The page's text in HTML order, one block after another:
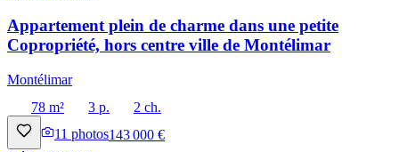
Appartement plein de charme dans une petite
Copropriété, hors centre ville de Montélimar
Montélimar
78 m²
3 p.
2 ch.
11 photos143 000 €